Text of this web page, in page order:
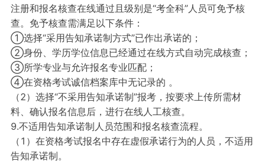
注册和报名核查在线通过且级别是“考全科”人员可免予核
查。免予核查需满足以下条件：
①选择“采用告知承诺制方式”已作出承诺的；
②身份、学历学位信息已经通过在线方式自动完成核查；
③所学专业与允许报名专业匹配；
④在资格考试诚信档案库中无记录的 。
（2）选择“不采用告知承诺制”报考，按要求上传所需材
料、确认报名信息后，进行在线人工核查。
9.不适用告知承诺制人员范围和报名核查流程。
（1）在资格考试报名中存在虚假承诺行为的人员，不适用
告知承诺制。